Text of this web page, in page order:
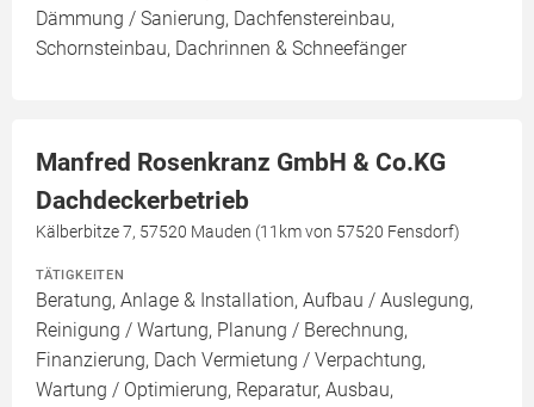
Dämmung / Sanierung, Dachfenstereinbau,
Schornsteinbau, Dachrinnen & Schneefänger
Manfred Rosenkranz GmbH & Co.KG
Dachdeckerbetrieb
Kälberbitze 7, 57520 Mauden (11km von 57520 Fensdorf)
TÄTIGKEITEN
Beratung, Anlage & Installation, Aufbau / Auslegung,
Reinigung / Wartung, Planung / Berechnung,
Finanzierung, Dach Vermietung / Verpachtung,
Wartung / Optimierung, Reparatur, Ausbau,